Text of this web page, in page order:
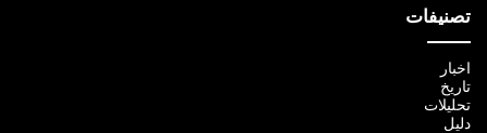
تصنيفات
اخبار
تاريخ
تحليلات
دليل